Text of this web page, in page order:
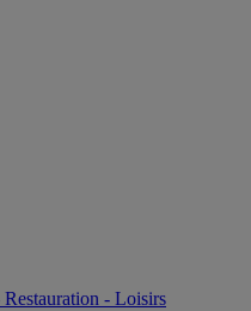
- Loisirs